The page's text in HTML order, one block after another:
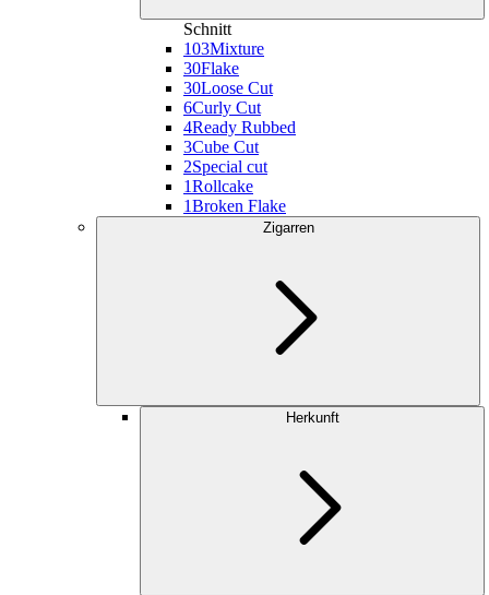
Schnitt
103Mixture
30Flake
30Loose Cut
6Curly Cut
4Ready Rubbed
3Cube Cut
2Special cut
1Rollcake
1Broken Flake
Zigarren
Herkunft